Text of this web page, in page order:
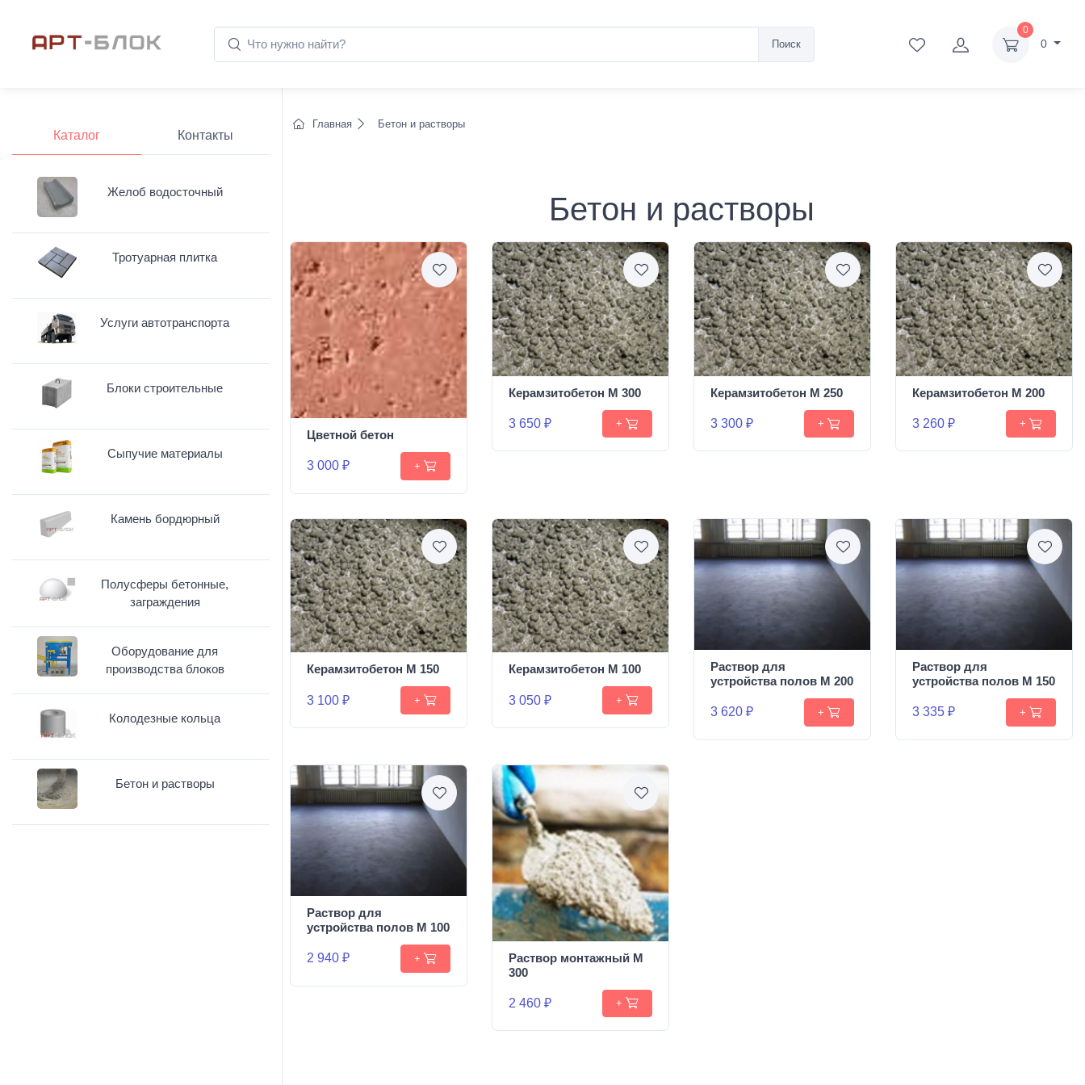
Поиск
0
0
Главная Бетон и растворы
Бетон и растворы
Цветной бетон
3 000 ₽ +
Керамзитобетон М 300
3 650 ₽ +
Керамзитобетон М 250
3 300 ₽ +
Керамзитобетон М 200
3 260 ₽ +
Керамзитобетон М 150
3 100 ₽ +
Керамзитобетон М 100
3 050 ₽ +
Раствор для
устройства полов М 200
3 620 ₽ +
Раствор для
устройства полов М 150
3 335 ₽ +
Раствор для
устройства полов М 100
2 940 ₽ +
Раствор монтажный М
300
2 460 ₽ +
Каталог Контакты
Желоб водосточный
Тротуарная плитка
Услуги автотранспорта
Блоки строительные
Сыпучие материалы
Камень бордюрный
Полусферы бетонные,
заграждения
Оборудование для
производства блоков
Колодезные кольца
Бетон и растворы